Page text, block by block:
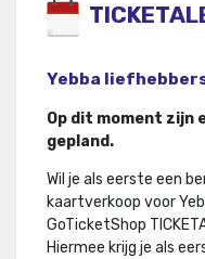
Yebba
Op dit moment zijn
gepland.
Wil je als eerste een
kaartverkoop voor
GoTicketShop
Hiermee krijg je als